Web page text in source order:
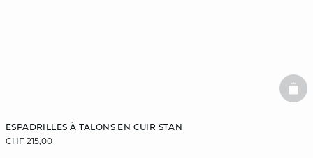
ESPADRILLES À TALONS EN CUIR STAN
CHF 215,00